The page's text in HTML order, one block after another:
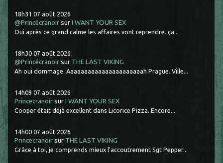
18h31 07 août 2026
@Princécranoir surI WANT YOUR SEX
Oui après ce grand calme les affaires vont reprendre. ça...
18h30 07 août 2026
@Princécranoir sur THE LAST VIKING
Ah oui dommage. Aaaaaaaaaaaaaaaaaaaaaah Prague. Ville...
14h09 07 août 2026
Princecranoir surI WANT YOUR SEX
Cooper était déjà excellent dans Licorice Pizza. Encore...
14h00 07 août 2026
Princecranoir sur THE LAST VIKING
Grâce à toi, je comprends mieux l'accoutrement Sgt Pepper...